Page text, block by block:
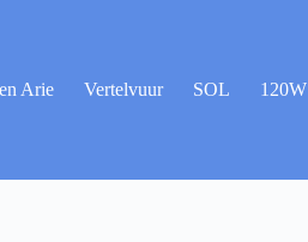
Arie Vertelvuur SOL 120W